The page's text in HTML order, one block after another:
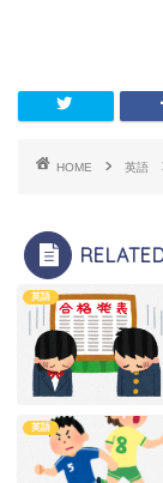
HOME 英語
英語
英語